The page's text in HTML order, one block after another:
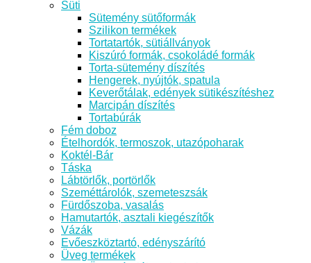
Süti
Sütemény sütőformák
Szilikon termékek
Tortatartók, sütiállványok
Kiszúró formák, csokoládé formák
Torta-sütemény díszítés
Hengerek, nyújtók, spatula
Keverőtálak, edények sütikészítéshez
Marcipán díszítés
Tortabúrák
Fém doboz
Ételhordók, termoszok, utazópoharak
Koktél-Bár
Táska
Lábtörlők, portörlők
Szeméttárolók, szemeteszsák
Fürdőszoba, vasalás
Hamutartók, asztali kiegészítők
Vázák
Evőeszköztartó, edényszárító
Üveg termékek